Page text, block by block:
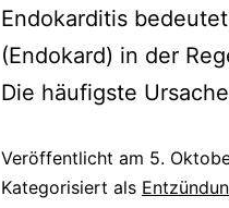
Endokarditis
(Endokard) in der
Die häufigste
Veröffentlicht am 5.
Kategorisiert als